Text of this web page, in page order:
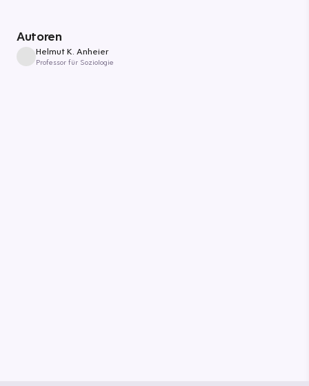
Autoren
Helmut K. Anheier
Professor für Soziologie